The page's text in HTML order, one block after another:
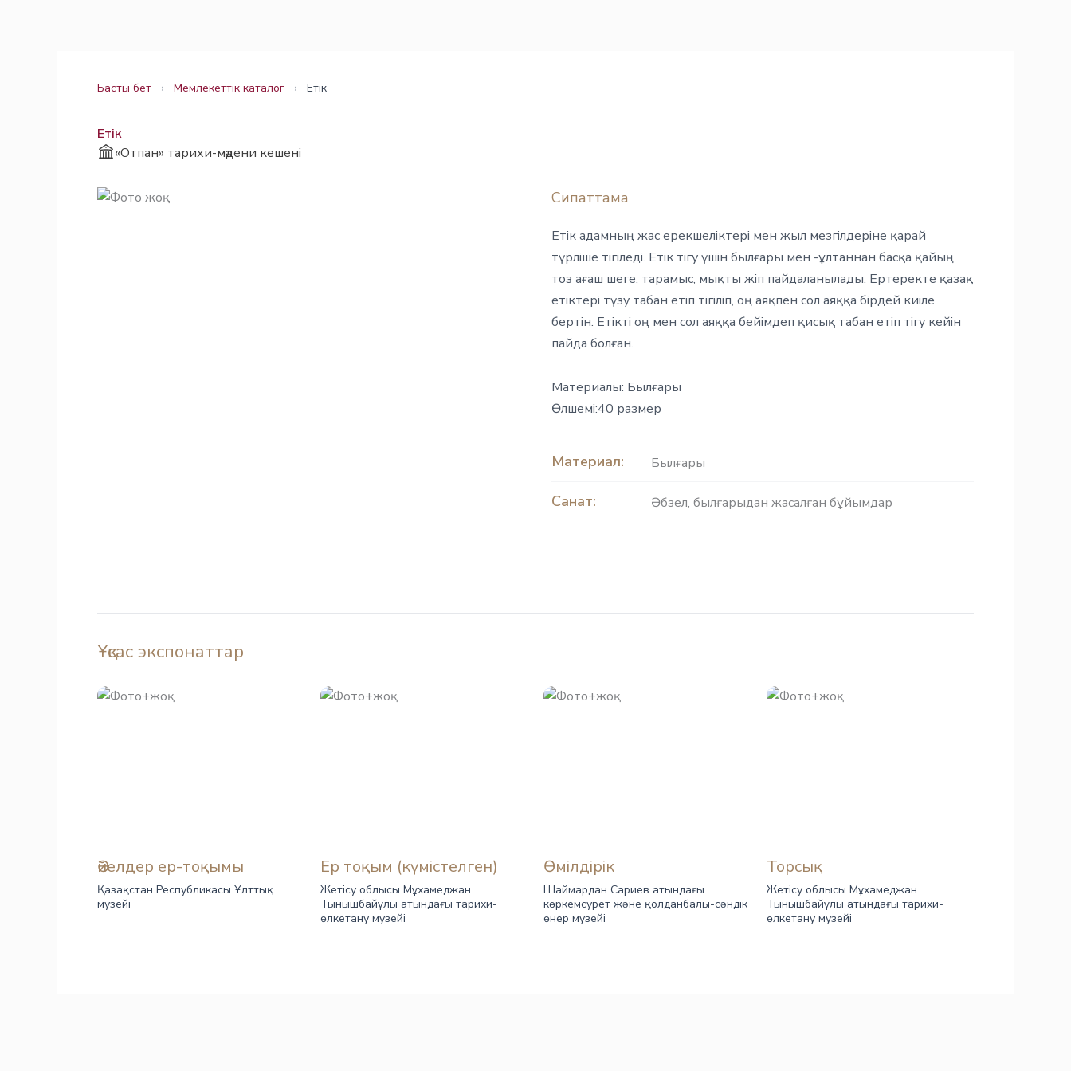
Басты бет › Мемлекеттік каталог › Етік
Етік
«Отпан» тарихи-мәдени кешені
Сипаттама
Етік адамның жас ерекшеліктері мен жыл мезгілдеріне қарай
түрліше тігіледі. Етік тігу үшін былғары мен -ұлтаннан басқа қайың
тоз ағаш шеге, тарамыс, мықты жіп пайдаланылады. Ертеректе қазақ
етіктері түзу табан етіп тігіліп, оң аяқпен сол аяққа бірдей киіле
бертін. Етікті оң мен сол аяққа бейімдеп қисық табан етіп тігу кейін
пайда болған.
Материалы: Былғары
Өлшемі:40 размер
Материал: Былғары
Санат: Әбзел, былғарыдан жасалған бұйымдар
Ұқсас экспонаттар
Әйелдер ер-тоқымы
Қазақстан Республикасы Ұлттық
музейі
Ер тоқым (күмістелген)
Жетісу облысы Мұхамеджан
Тынышбайұлы атындағы тарихи-
өлкетану музейі
Өмілдірік
Шаймардан Сариев атындағы
көркемсурет және қолданбалы-сәндік
өнер музейі
Торсық
Жетісу облысы Мұхамеджан
Тынышбайұлы атындағы тарихи-
өлкетану музейі